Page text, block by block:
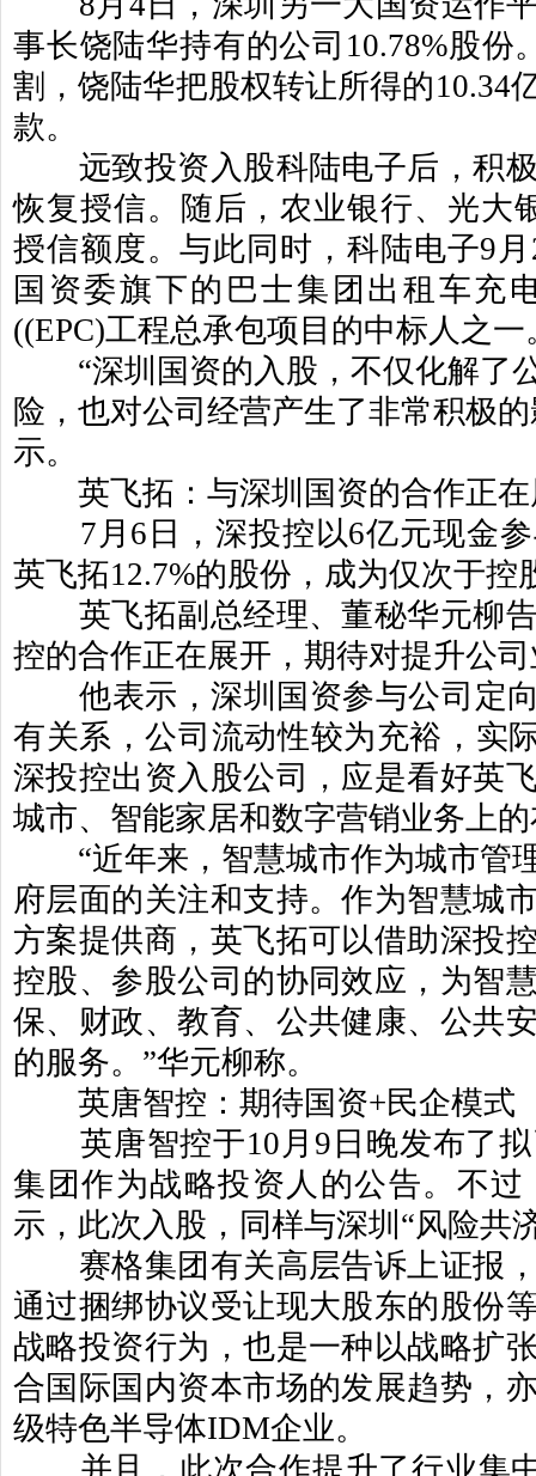
事长饶陆华持有的公司 10.78%股份
割，饶陆华把股权转让所得的10.34
款。
远致投资入股科陆电子后，积极
恢复授信。随后，农业银行、光大
授信额度。与此同时，科陆电子9 月
国资委旗下的巴士集团出租车充
((EPC)工程总承包项目的中标人之一
“深圳国资的入股，不仅化解了
险，也对公司经营产生了非常积极
示。
英飞拓：与深圳国资的合作正在
7 月 6 日，深投控以6亿元现金
英飞拓12.7%的股份，成为仅次于控
英飞拓副总经理、董秘华元柳告
控的合作正在展开，期待对提升公
他表示，深圳国资参与公司定
有关系，公司流动性较为充裕，实
深投控出资入股公司，应是看好英
城市、智能家居和数字营销业务上
“近年来，智慧城市作为城市管
府层面的关注和支持。作为智慧城
方案提供商，英飞拓可以借助深投
控股、参股公司的协同效应，为智
保、财政、教育、公共健康、公共
的服务。 ”华元柳称。
英唐智控：期待国资+民企模式
英唐智控于10 月9 日晚发布了
集团作为战略投资人的公告。不
示，此次入股，同样与深圳 “风险共
赛格集团有关高层告诉上证报，
通过捆绑协议受让现大股东的股份
战略投资行为，也是一种以战略扩
合国际国内资本市场的发展趋势，
级特色半导体IDM企业。
并且，此次合作提升了行业集